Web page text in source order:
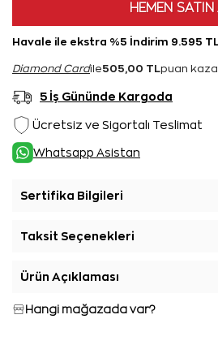
HEMEN SATIN
Havale ile ekstra %5 İndirim 9.595
Diamond Cardile505,00 TL puan
5 İş Gününde Kargoda
Ücretsiz ve Sigortalı Teslimat
Whatsapp Asistan
Sertifika Bilgileri
Taksit Seçenekleri
Ürün Açıklaması
Hangi mağazada var?